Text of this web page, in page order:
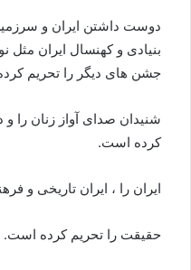
دوست داشتن ایران و
بنیادی و کهنسال ایران
جشن های دیگر را تحریم
شنیدان صدای آواز زنان را و
کرده است.
ایران را ، ایران تاریخی و
حقیقت را تحریم کرده است.